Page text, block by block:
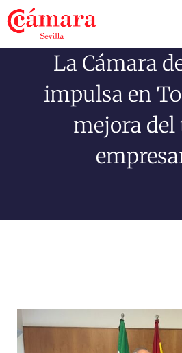
Comercio
Programas
La Cámara
impulsa en
mejora del